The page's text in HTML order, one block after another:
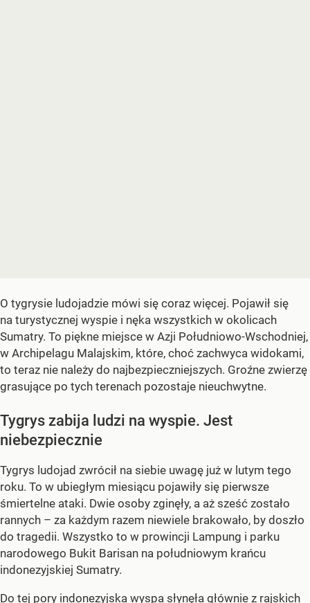
O tygrysie ludojadzie mówi się coraz więcej. Pojawił się
na turystycznej wyspie i nęka wszystkich w okolicach
Sumatry. To piękne miejsce w Azji Południowo-Wschodniej,
w Archipelagu Malajskim, które, choć zachwyca widokami,
to teraz nie należy do najbezpieczniejszych. Groźne zwierzę
grasujące po tych terenach pozostaje nieuchwytne.
Tygrys zabija ludzi na wyspie. Jest
niebezpiecznie
Tygrys ludojad zwrócił na siebie uwagę już w lutym tego
roku. To w ubiegłym miesiącu pojawiły się pierwsze
śmiertelne ataki. Dwie osoby zginęły, a aż sześć zostało
rannych – za każdym razem niewiele brakowało, by doszło
do tragedii. Wszystko to w prowincji Lampung i parku
narodowego Bukit Barisan na południowym krańcu
indonezyjskiej Sumatry.
Do tej pory indonezyjska wyspa słynęła głównie z rajskich